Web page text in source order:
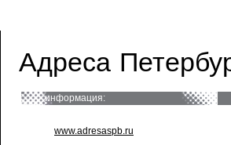
Адреса
информация:
www.adresaspb.ru